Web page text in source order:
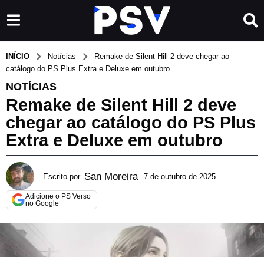
INÍCIO Notícias
Remake de Silent Hill 2 deve chegar ao
catálogo do PS Plus Extra e Deluxe em outubro
NOTÍCIAS
Remake de Silent Hill 2 deve
chegar ao catálogo do PS Plus
Extra e Deluxe em outubro
Escrito por San Moreira 7 de outubro de 2025
Adicione o PS Verso
no Google